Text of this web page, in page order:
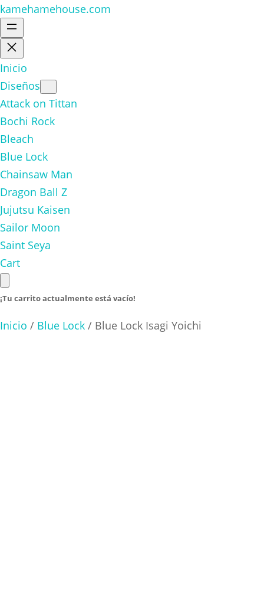
kamehamehouse.com
Inicio
Diseños
Attack on Tittan
Bochi Rock
Bleach
Blue Lock
Chainsaw Man
Dragon Ball Z
Jujutsu Kaisen
Sailor Moon
Saint Seya
Cart
¡Tu carrito actualmente está vacío!
Inicio / Blue Lock / Blue Lock Isagi Yoichi